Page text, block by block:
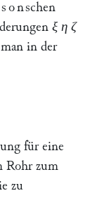
schen
ξ η ζ
in der
für eine
Rohr zum
zu